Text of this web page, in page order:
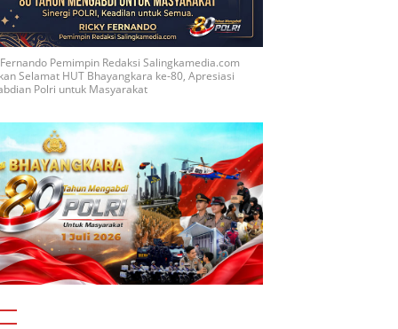
Pemimpin Redaksi Salingkamedia.com
Selamat HUT Bhayangkara ke-80, Apresiasi
Polri untuk Masyarakat